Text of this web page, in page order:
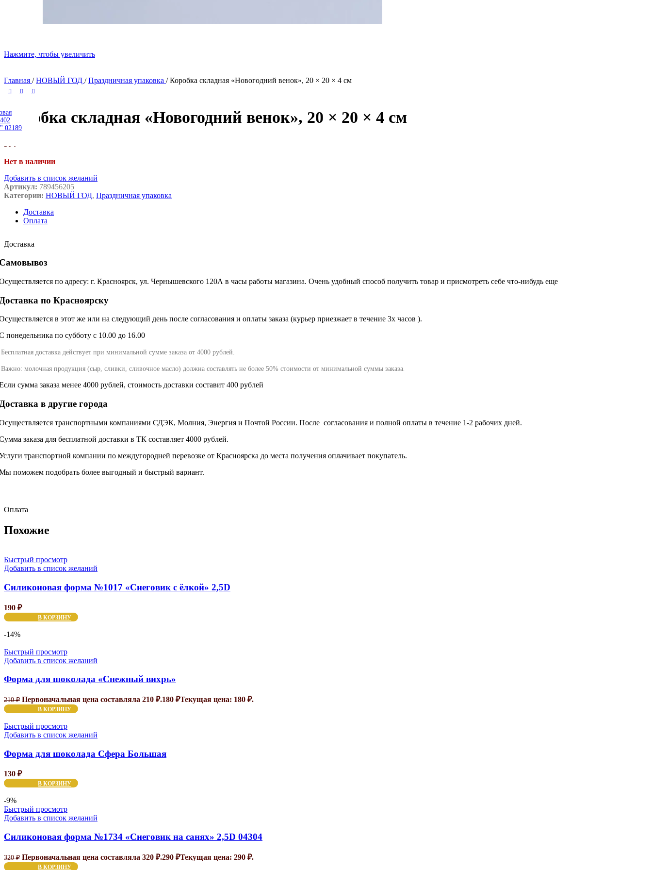
Нажмите, чтобы увеличить
Главная / НОВЫЙ ГОД / Праздничная упаковка / Коробка складная «Новогодний венок», 20 × 20 × 4 см
размер
02189
Коробка складная «Новогодний венок», 20 × 20 × 4 см
Нет в наличии
Добавить в список желаний
Артикул: 789456205
Категории: НОВЫЙ ГОД, Праздничная упаковка
Доставка
Оплата
Доставка
по адресу: г. Красноярск, ул. Чернышевского 120А в часы работы магазина. Очень удобный способ получить товар и присмотреть себе что-нибудь еще
по Красноярску
в этот же или на следующий день после согласования и оплаты заказа (курьер приезжает в течение 3х часов ).
понедельника по субботу с 10.00 до 16.00
Бесплатная доставка действует при минимальной сумме заказа от 4000 рублей.
Важно: молочная продукция (сыр, сливки, сливочное масло) должна составлять не более 50% стоимости от минимальной суммы заказа.
сумма заказа менее 4000 рублей, стоимость доставки составит 400 рублей
в другие города
транспортными компаниями СДЭК, Молния, Энергия и Почтой России. После согласования и полной оплаты в течение 1-2 рабочих дней.
заказа для бесплатной доставки в ТК составляет 4000 рублей.
транспортной компании по междугородней перевозке от Красноярска до места получения оплачивает покупатель.
поможем подобрать более выгодный и быстрый вариант.
Оплата
Похожие
Быстрый просмотр
Добавить в список желаний
Силиконовая форма №1017 «Снеговик с ёлкой» 2,5D
190 ₽
В КОРЗИНУ
-14%
Быстрый просмотр
Добавить в список желаний
Форма для шоколада «Снежный вихрь»
210₽ Первоначальная цена составляла 210 ₽.180 ₽Текущая цена: 180 ₽.
В КОРЗИНУ
Быстрый просмотр
Добавить в список желаний
Форма для шоколада Сфера Большая
130 ₽
В КОРЗИНУ
-9%
Быстрый просмотр
Добавить в список желаний
Силиконовая форма №1734 «Снеговик на санях» 2,5D 04304
320₽ Первоначальная цена составляла 320 ₽.290 ₽Текущая цена: 290 ₽.
В КОРЗИНУ